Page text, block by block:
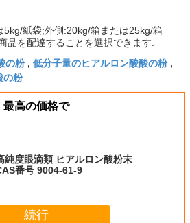
5kg/紙袋;外側:20kg/箱または25kg/箱
品を配達することを選択できます.
の粉, 低分子量のヒアルロン酸酸の粉,
の粉
最高の価格で
純度眼滴類 ヒアルロン酸粉末
番号 9004-61-9
続行